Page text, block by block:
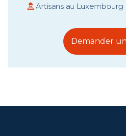
Artisans au Luxembourg
Demander